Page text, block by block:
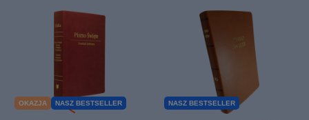
OKAZJA NASZ BESTSELLER NASZ BESTSELLER